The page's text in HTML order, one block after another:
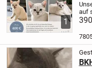
1
auf
nur